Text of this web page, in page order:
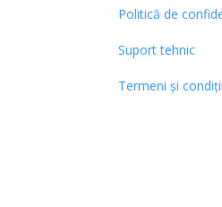
Politică de
Suport tehnic
Termeni și condiții